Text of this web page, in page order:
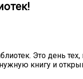
Это день тех,
книгу и